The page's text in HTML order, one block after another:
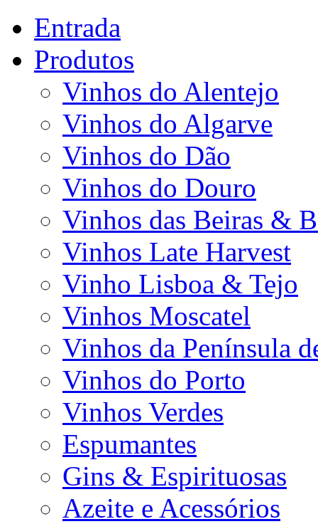
Entrada
Produtos
Vinhos do Alentejo
Vinhos do Algarve
Vinhos do Dão
Vinhos do Douro
Vinhos das Beiras &
Vinhos Late Harvest
Vinho Lisboa & Tejo
Vinhos Moscatel
Vinhos da Península
Vinhos do Porto
Vinhos Verdes
Espumantes
Gins & Espirituosas
Azeite e Acessórios